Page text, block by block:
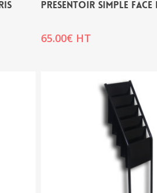
PRESENTOIR SIMPLE FACE
65.00€ HT